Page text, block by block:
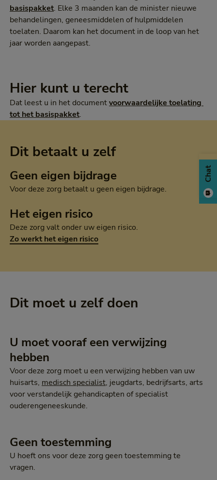
basispakket. Elke 3 maanden kan de minister nieuwe
behandelingen, geneesmiddelen of hulpmiddelen
toelaten. Daarom kan het document in de loop van het
jaar worden aangepast.
Hier kunt u terecht
Dat leest u in het documentvoorwaardelijke toelating
tot het basispakket.
Dit betaalt u zelf
Geen eigen bijdrage
Voor deze zorg betaalt u geen eigen bijdrage.
Het eigen risico
Deze zorg valt onder uw eigen risico.
Zo werkt het eigen risico
Dit moet u zelf doen
U moet vooraf een verwijzing
hebben
Voor deze zorg moet u een verwijzing hebben van uw
huisarts, medisch specialist, jeugdarts, bedrijfsarts, arts
voor verstandelijk gehandicapten of specialist
ouderengeneeskunde.
Geen toestemming
U hoeft ons voor deze zorg geen toestemming te
vragen.
Chat